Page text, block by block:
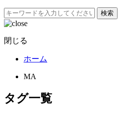
検索
閉じる
ホーム
MA
タグ一覧